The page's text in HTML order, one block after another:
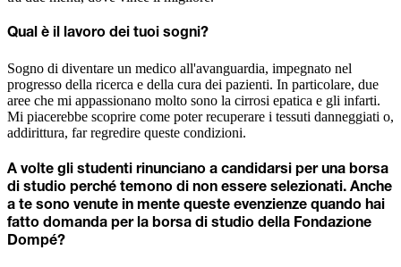
Qual è il lavoro dei tuoi sogni?
Sogno di diventare un medico all'avanguardia, impegnato nel
progresso della ricerca e della cura dei pazienti. In particolare, due
aree che mi appassionano molto sono la cirrosi epatica e gli infarti.
Mi piacerebbe scoprire come poter recuperare i tessuti danneggiati o,
addirittura, far regredire queste condizioni.
A volte gli studenti rinunciano a candidarsi per una borsa
di studio perché temono di non essere selezionati. Anche
a te sono venute in mente queste evenzienze quando hai
fatto domanda per la borsa di studio della Fondazione
Dompé?